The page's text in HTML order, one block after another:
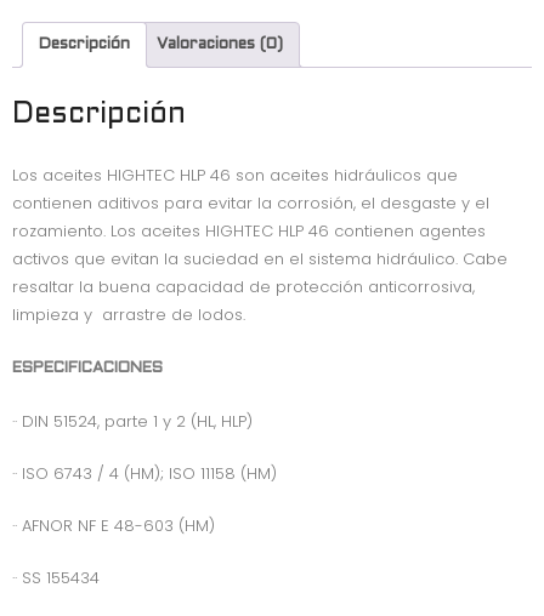
c
b
o
k
it
e
a
t
s
p
p
ai
l
Descripción Valoraciones (0)
Descripción
Los aceites HIGHTEC HLP 46 son aceites hidráulicos que
contienen aditivos para evitar la corrosión, el desgaste y el
rozamiento. Los aceites HIGHTEC HLP 46 contienen agentes
activos que evitan la suciedad en el sistema hidráulico. Cabe
resaltar la buena capacidad de protección anticorrosiva,
limpieza y arrastre de lodos.
ESPECIFICACIONES
·· DIN 51524, parte 1 y 2 (HL, HLP)
·· ISO 6743 / 4 (HM); ISO 11158 (HM)
·· AFNOR NF E 48-603 (HM)
·· SS 155434